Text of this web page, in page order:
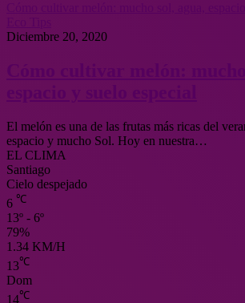
Diciembre 20, 2020
El melón es una de las frutas más ricas del
espacio y mucho Sol. Hoy en nuestra…
EL CLIMA
Santiago
Cielo despejado
6 ℃
13º - 6º
79%
1.34 KM/H
13℃
Dom
14℃